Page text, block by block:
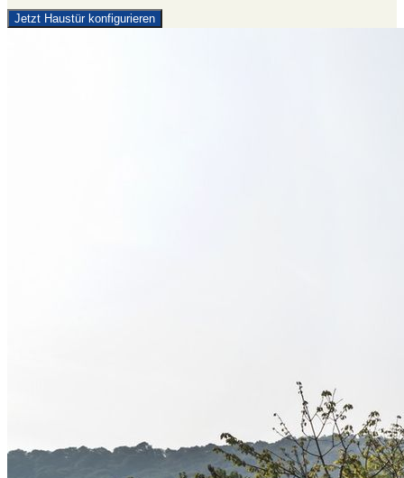
Jetzt Haustür konfigurieren